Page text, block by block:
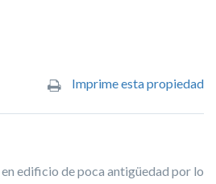
Imprime esta propiedad
edificio de poca antigüedad por lo